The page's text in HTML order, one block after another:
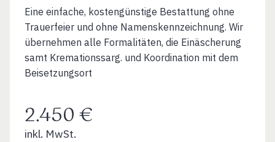
Eine einfache, kostengünstige Bestattung ohne
Trauerfeier und ohne Namenskennzeichnung. Wir
übernehmen alle Formalitäten, die Einäscherung
samt Kremationssarg. und Koordination mit dem
Beisetzungsort
2.450 €
inkl. MwSt.